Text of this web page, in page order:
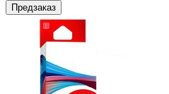
Предзаказ